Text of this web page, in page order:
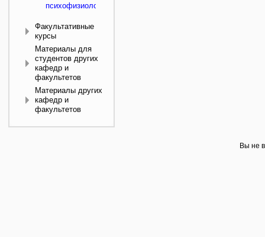
психофизиологии
Факультативные
курсы
Материалы для
студентов других
кафедр и
факультетов
Материалы других
кафедр и
факультетов
Вы не